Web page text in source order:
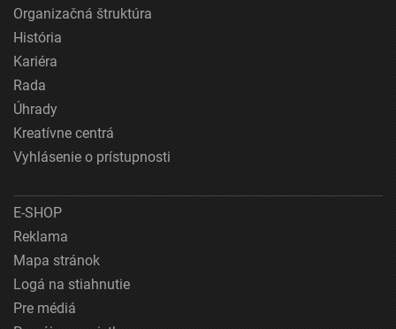
Organizačná štruktúra
História
Kariéra
Rada
Úhrady
Kreatívne centrá
Vyhlásenie o prístupnosti
E-SHOP
Reklama
Mapa stránok
Logá na stiahnutie
Pre médiá